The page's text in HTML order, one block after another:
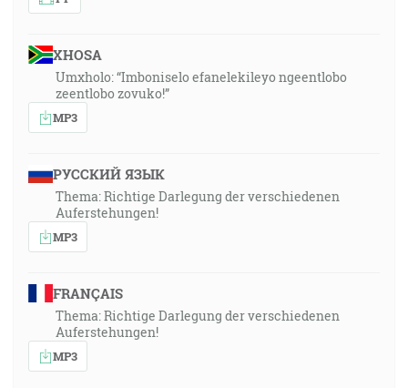
XHOSA
Umxholo: “Imboniselo efanelekileyo ngeentlobo
zeentlobo zovuko!”
MP3
РУССКИЙ ЯЗЫК
Thema: Richtige Darlegung der verschiedenen
Auferstehungen!
MP3
FRANÇAIS
Thema: Richtige Darlegung der verschiedenen
Auferstehungen!
MP3